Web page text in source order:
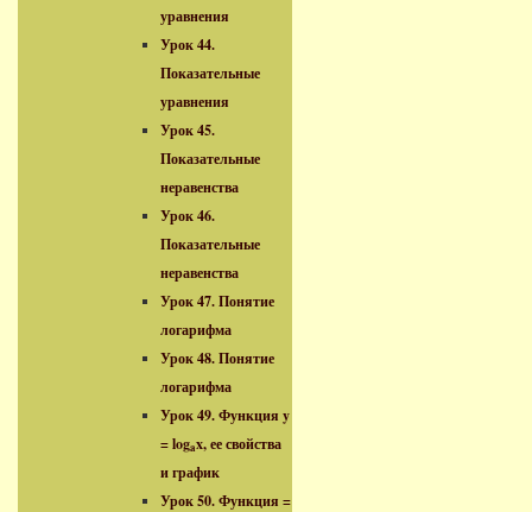
уравнения
Урок 44.
Показательные
уравнения
Урок 45.
Показательные
неравенства
Урок 46.
Показательные
неравенства
Урок 47. Понятие
логарифма
Урок 48. Понятие
логарифма
Урок 49. Функция y
= logax, ее свойства
и график
Урок 50. Функция =